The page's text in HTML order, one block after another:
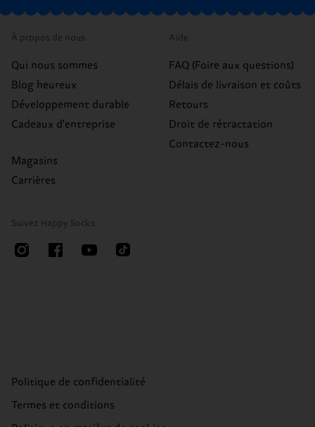
À propos de nous
Qui nous sommes
Blog heureux
Développement durable
Cadeaux d'entreprise
Magasins
Carrières
Aide
FAQ (Foire aux questions)
Délais de livraison et coûts
Retours
Droit de rétractation
Contactez-nous
Suivez Happy Socks
Politique de confidentialité
Termes et conditions